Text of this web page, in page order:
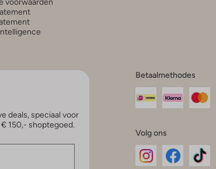
deals, speciaal voor
150,- shoptegoed.
Betaalmethodes
Volg ons